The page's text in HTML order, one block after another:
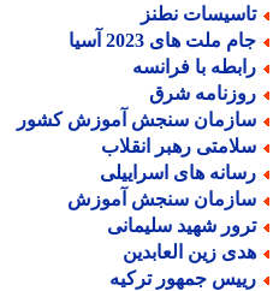
نطنز
ملت های 2023 آسیا
با فرانسه
شرق
سنجش آموزش کشور
رهبر انقلاب
های اسراییلی
سنجش آموزش
شهید سلیمانی
زین العابدین
جمهور ترکیه